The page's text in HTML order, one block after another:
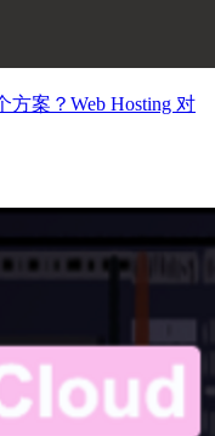
方案？Web Hosting 对